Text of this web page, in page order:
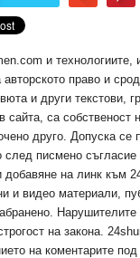
и технологиите,
право и
и други текстови,
сайта, са собственост
друго. Допуска се
след писмено съгласие
добавяне на линк към
и видео материали,
на закона.
на коментарите под